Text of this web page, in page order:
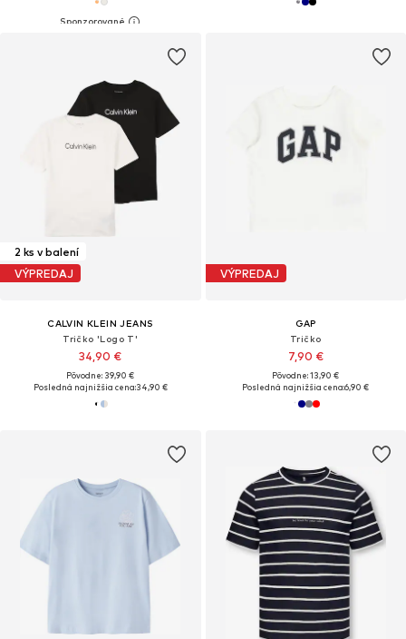
2 ks v balení
VÝPREDAJ
CALVIN KLEIN JEANS
Tričko 'Logo T'
34,90 €
Pôvodne: 39,90 €
Posledná najnižšia cena:34,90 €
VÝPREDAJ
GAP
Tričko
7,90 €
Pôvodne: 13,90 €
Posledná najnižšia cena:6,90 €